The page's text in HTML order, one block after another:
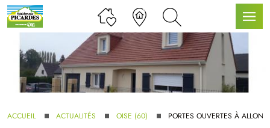
ACCUEIL ACTUALITÉS OISE (60) PORTES OUVERTES À